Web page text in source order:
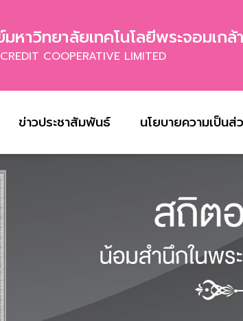
าวิทยาลัยเทคโนโลยีพระจอมเก
COOPERATIVE LIMITED
ข่าวประชาสัมพันธ์ นโยบายความเป็นส่